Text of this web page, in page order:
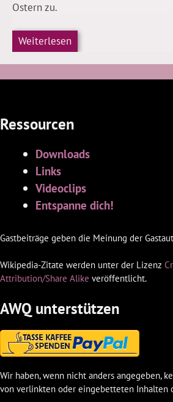
Ostern zu.
Weiterlesen
Ressourcen
Downloads
Links
Videoclips
Entspanne dich!
Gastbeiträge geben die Meinung der
Wikipedia-Zitate werden unter der Lizenz
Attribution/Share Alike veröffentlicht.
AWQ unterstützen
Wir haben, wenn nicht anders angegeben,
von verlinkten oder eingebetteten Inhalten